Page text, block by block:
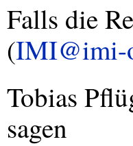
Falls die
(IMI@imi-
Tobias
sagen